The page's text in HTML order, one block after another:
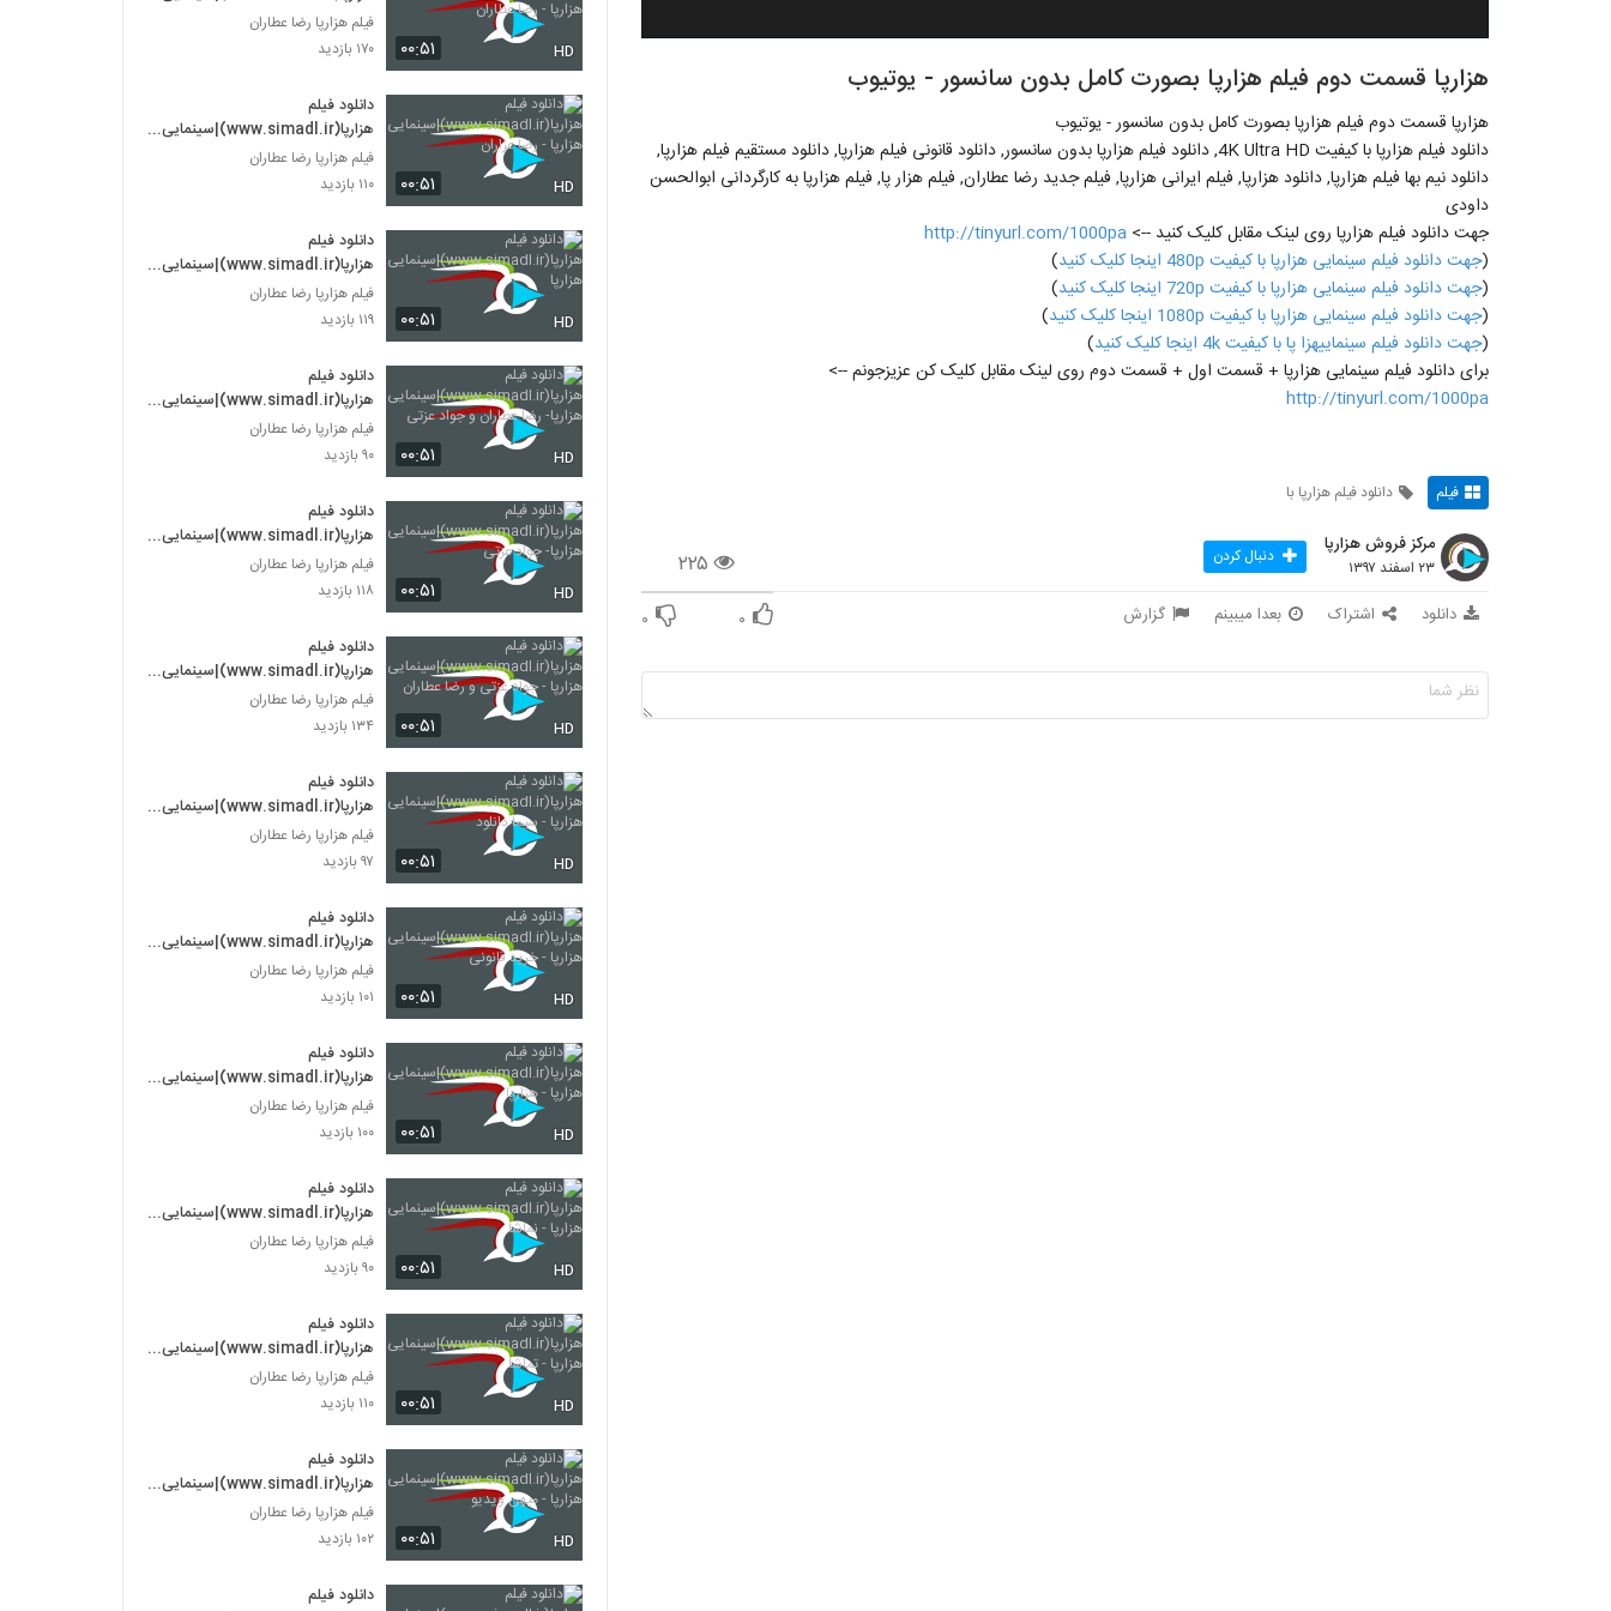
هزارپا قسمت دوم فیلم هزارپا بصورت کامل بدون سانسور - یوتیوب
هزارپا قسمت دوم فیلم هزارپا بصورت کامل بدون سانسور - یوتیوب
دانلود فیلم هزارپا با کیفیت 4K Ultra HD, دانلود فیلم هزارپا بدون سانسور, دانلود قانونی فیلم هزارپا, دانلود مستقیم فیلم هزارپا,
دانلود نیم بها فیلم هزارپا, دانلود هزارپا, فیلم ایرانی هزارپا, فیلم جدید رضا عطاران, فیلم هزار پا, فیلم هزارپا به کارگردانی ابوالحسن
داودی
جهت دانلود فیلم هزارپا روی لینک مقابل کلیک کنید --> http://tinyurl.com/1000pa
(جهت دانلود فیلم سینمایی هزارپا با کیفیت 480p اینجا کلیک کنید
)
(جهت دانلود فیلم سینمایی هزارپا با کیفیت 720p اینجا کلیک کنید
)
(جهت دانلود فیلم سینمایی هزارپا با کیفیت 1080p اینجا کلیک کنید
)
(جهت دانلود فیلم سینماییهزا پا با کیفیت 4k اینجا کلیک کنید
)
برای دانلود فیلم سینمایی هزارپا + قسمت اول + قسمت دوم روی لینک مقابل کلیک کن عزیزجونم -->
http://tinyurl.com/1000pa
فیلم دانلود فیلم هزارپا با
۲۲۵
مرکز فروش هزارپا
۲۳ اسفند ۱۳۹۷ دنبال کردن
دانلود اشتراک بعدا میبینم گزارش ۰ ۰
۰۰:۵۱ HD
هزارپا - رضا عطاران
فیلم هزارپا رضا عطاران
۱۷۰ بازدید
۰۰:۵۱ HD
دانلود فیلم
هزارپا(www.simadl.ir)|سینمایی
هزارپا - رضا عزاران
فیلم هزارپا رضا عطاران
۱۱۰ بازدید
۰۰:۵۱ HD
دانلود فیلم
هزارپا(www.simadl.ir)|سینمایی
هزارپا
فیلم هزارپا رضا عطاران
۱۱۹ بازدید
۰۰:۵۱ HD
دانلود فیلم
هزارپا(www.simadl.ir)|سینمایی
هزارپا- رضا عطاران و جواد عزتی
فیلم هزارپا رضا عطاران
۹۰ بازدید
۰۰:۵۱ HD
دانلود فیلم
هزارپا(www.simadl.ir)|سینمایی
هزارپا- جواد عزتی
فیلم هزارپا رضا عطاران
۱۱۸ بازدید
۰۰:۵۱ HD
دانلود فیلم
هزارپا(www.simadl.ir)|سینمایی
هزارپا - جواد عزتی و رضا عطاران
فیلم هزارپا رضا عطاران
۱۳۴ بازدید
۰۰:۵۱ HD
دانلود فیلم
هزارپا(www.simadl.ir)|سینمایی
هزارپا - سیما دانلود
فیلم هزارپا رضا عطاران
۹۷ بازدید
۰۰:۵۱ HD
دانلود فیلم
هزارپا(www.simadl.ir)|سینمایی
هزارپا - خرید قانونی
فیلم هزارپا رضا عطاران
۱۰۱ بازدید
۰۰:۵۱ HD
دانلود فیلم
هزارپا(www.simadl.ir)|سینمایی
هزارپا - هزارپا
فیلم هزارپا رضا عطاران
۱۰۰ بازدید
۰۰:۵۱ HD
دانلود فیلم
هزارپا(www.simadl.ir)|سینمایی
هزارپا - نماشا
فیلم هزارپا رضا عطاران
۹۰ بازدید
۰۰:۵۱ HD
دانلود فیلم
هزارپا(www.simadl.ir)|سینمایی
هزارپا - تماشا
فیلم هزارپا رضا عطاران
۱۱۰ بازدید
۰۰:۵۱ HD
دانلود فیلم
هزارپا(www.simadl.ir)|سینمایی
هزارپا - میهن ویدیو
فیلم هزارپا رضا عطاران
۱۰۲ بازدید
دانلود فیلم